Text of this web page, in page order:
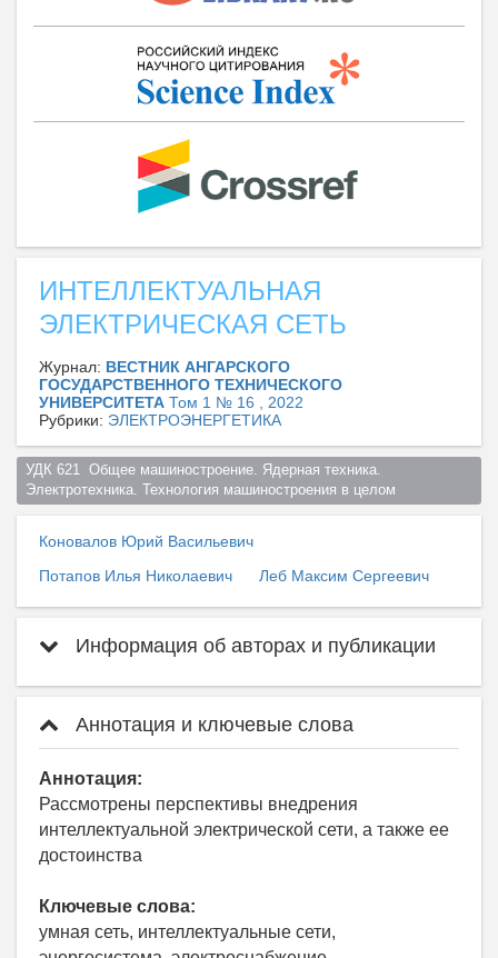
ИНТЕЛЛЕКТУАЛЬНАЯ
ЭЛЕКТРИЧЕСКАЯ СЕТЬ
Журнал: ВЕСТНИК АНГАРСКОГО
ГОСУДАРСТВЕННОГО ТЕХНИЧЕСКОГО
УНИВЕРСИТЕТА Том 1 № 16 , 2022
Рубрики: ЭЛЕКТРОЭНЕРГЕТИКА
УДК 621  Общее машиностроение. Ядерная техника.
Электротехника. Технология машиностроения в целом
Коновалов Юрий Васильевич
Потапов Илья Николаевич
Леб Максим Сергеевич
Информация об авторах и публикации
Аннотация и ключевые слова
Аннотация:
Рассмотрены перспективы внедрения
интеллектуальной электрической сети, а также ее
достоинства
Ключевые слова:
умная сеть, интеллектуальные сети,